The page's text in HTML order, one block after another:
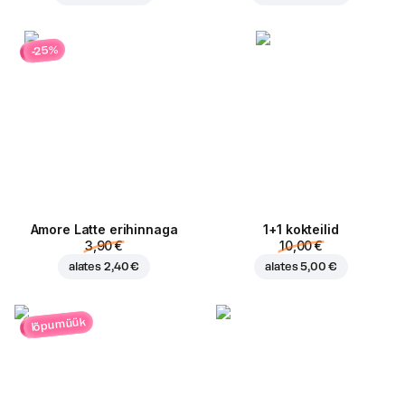
-25%
Amore Latte erihinnaga
3,90 €
alates 2,40 €
1+1 kokteilid
10,00 €
alates5,00 €
lõpumüük